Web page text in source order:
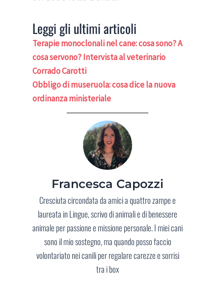
Leggi gli ultimi articoli
Terapie monoclonali nel cane: cosa sono? A
cosa servono? Intervista al veterinario
Corrado Carotti
Obbligo di museruola: cosa dice la nuova
ordinanza ministeriale
Francesca Capozzi
Cresciuta circondata da amici a quattro zampe e
laureata in Lingue, scrivo di animali e di benessere
animale per passione e missione personale. I miei cani
sono il mio sostegno, ma quando posso faccio
volontariato nei canili per regalare carezze e sorrisi
tra i box